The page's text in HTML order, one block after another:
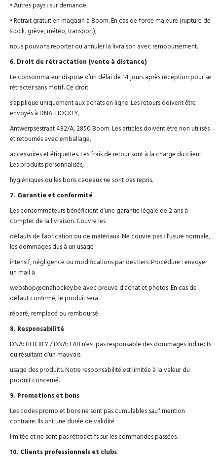
• Autres pays : sur demande.
• Retrait gratuit en magasin à Boom. En cas de force majeure (rupture de
stock, grève, météo, transport),
nous pouvons reporter ou annuler la livraison avec remboursement.
6. Droit de rétractation (vente à distance)
Le consommateur dispose d’un délai de 14 jours après réception pour se
rétracter sans motif. Ce droit
s’applique uniquement aux achats en ligne. Les retours doivent être
envoyés à DNA: HOCKEY,
Antwerpsestraat 482/A, 2850 Boom. Les articles doivent être non utilisés
et retournés avec emballage,
accessoires et étiquettes. Les frais de retour sont à la charge du client.
Les produits personnalisés,
hygiéniques ou les bons cadeaux ne sont pas repris.
7. Garantie et conformité
Les consommateurs bénéficient d’une garantie légale de 2 ans à
compter de la livraison. Couvre les
défauts de fabrication ou de matériaux. Ne couvre pas : l’usure normale,
les dommages dus à un usage
intensif, négligence ou modifications par des tiers. Procédure : envoyer
un mail à
webshop@dnahockey.be avec preuve d’achat et photos. En cas de
défaut confirmé, le produit sera
réparé, remplacé ou remboursé.
8. Responsabilité
DNA: HOCKEY / DNA: LAB n’est pas responsable des dommages indirects
ou résultant d’un mauvais
usage des produits. Notre responsabilité est limitée à la valeur du
produit concerné.
9. Promotions et bons
Les codes promo et bons ne sont pas cumulables sauf mention
contraire. Ils ont une durée de validité
limitée et ne sont pas rétroactifs sur les commandes passées.
10. Clients professionnels et clubs